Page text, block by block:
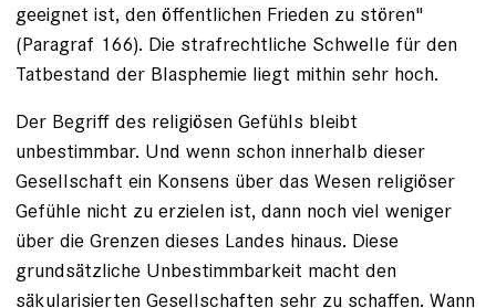
geeignet ist, den öffentlichen Frieden zu stören"
(Paragraf 166). Die strafrechtliche Schwelle für den
Tatbestand der Blasphemie liegt mithin sehr hoch.
Der Begriff des religiösen Gefühls bleibt
unbestimmbar. Und wenn schon innerhalb dieser
Gesellschaft ein Konsens über das Wesen religiöser
Gefühle nicht zu erzielen ist, dann noch viel weniger
über die Grenzen dieses Landes hinaus. Diese
grundsätzliche Unbestimmbarkeit macht den
säkularisierten Gesellschaften sehr zu schaffen. Wann